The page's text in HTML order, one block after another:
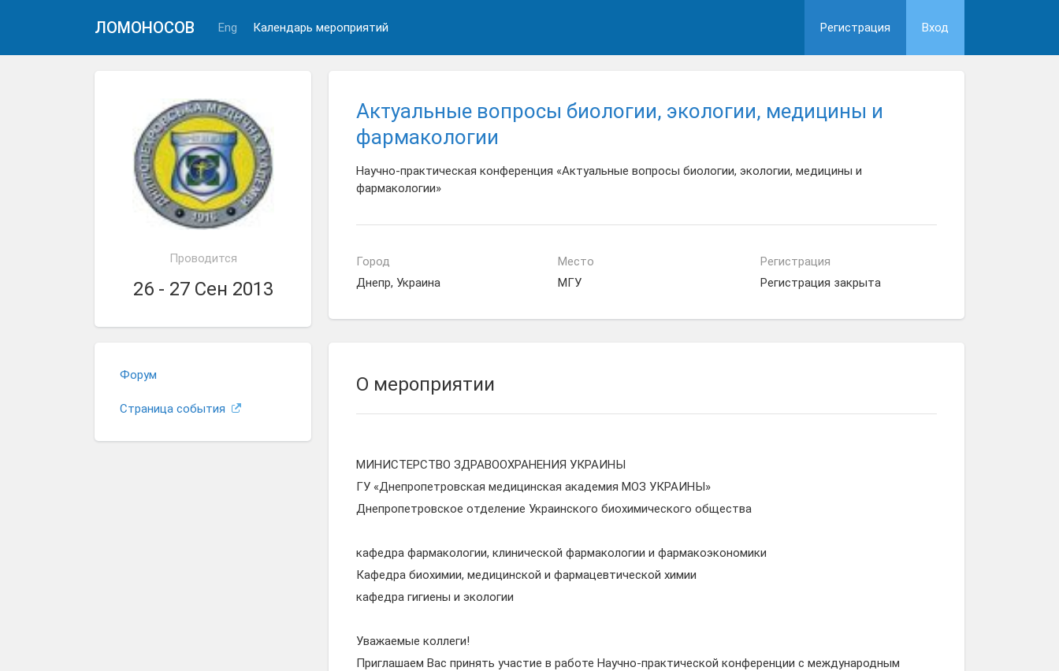
ЛОМОНОСОВ Eng Календарь мероприятий Регистрация Вход
Проводится
26 - 27 Сен 2013
Форум
Страница события
Актуальные вопросы биологии, экологии, медицины и
фармакологии
Научно-практическая конференция «Актуальные вопросы биологии, экологии, медицины и
фармакологии»
Город
Днепр, Украина
Место
МГУ
Регистрация
Регистрация закрыта
О мероприятии
МИНИСТЕРСТВО ЗДРАВООХРАНЕНИЯ УКРАИНЫ
ГУ «Днепропетровская медицинская академия МОЗ УКРАИНЫ»
Днепропетровское отделение Украинского биохимического общества
кафедра фармакологии, клинической фармакологии и фармакоэкономики
Кафедра биохимии, медицинской и фармацевтической химии
кафедра гигиены и экологии
Уважаемые коллеги!
Приглашаем Вас принять участие в рaботе Научно-практической конференции с международным